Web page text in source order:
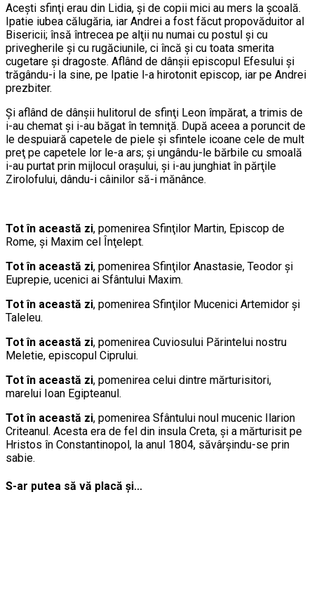
Aceşti sfinţi erau din Lidia, şi de copii mici au mers la şcoală.
Ipatie iubea călugăria, iar Andrei a fost făcut propovăduitor al
Bisericii; însă întrecea pe alţii nu numai cu postul şi cu
privegherile şi cu rugăciunile, ci încă şi cu toata smerita
cugetare şi dragoste. Aflând de dânşii episcopul Efesului şi
trăgându-i la sine, pe Ipatie l-a hirotonit episcop, iar pe Andrei
prezbiter.
Şi aflând de dânşii hulitorul de sfinţi Leon împărat, a trimis de
i-au chemat şi i-au băgat în temniţă. După aceea a poruncit de
le despuiară capetele de piele şi sfintele icoane cele de mult
preţ pe capetele lor le-a ars; şi ungându-le bărbile cu smoală
i-au purtat prin mijlocul oraşului, şi i-au junghiat în părţile
Zirolofului, dându-i câinilor să-i mănânce.
Tot în această zi, pomenirea Sfinţilor Martin, Episcop de
Rome, şi Maxim cel Înţelept.
Tot în această zi, pomenirea Sfinţilor Anastasie, Teodor şi
Euprepie, ucenici ai Sfântului Maxim.
Tot în această zi, pomenirea Sfinţilor Mucenici Artemidor şi
Taleleu.
Tot în această zi, pomenirea Cuviosului Părintelui nostru
Meletie, episcopul Ciprului.
Tot în această zi, pomenirea celui dintre mărturisitori,
marelui Ioan Egipteanul.
Tot în această zi, pomenirea Sfântului noul mucenic Ilarion
Criteanul. Acesta era de fel din insula Creta, şi a mărturisit pe
Hristos în Constantinopol, la anul 1804, săvârşindu-se prin
sabie.
S-ar putea să vă placă și...